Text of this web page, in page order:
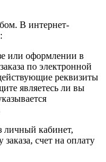
В интернет-
или оформлении в
по электронной
реквизиты
являетесь ли вы
личный кабинет,
счет на оплату